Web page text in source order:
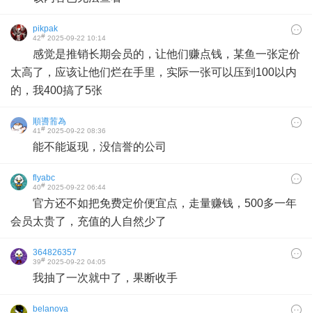
pikpak
42# 2025-09-22 10:14
感觉是推销长期会员的，让他们赚点钱，某鱼一张定价
太高了，应该让他们烂在手里，实际一张可以压到100以内
的，我400搞了5张
順噵荋為
41# 2025-09-22 08:36
能不能返现，没信誉的公司
flyabc
40# 2025-09-22 06:44
官方还不如把免费定价便宜点，走量赚钱，500多一年
会员太贵了，充值的人自然少了
364826357
39# 2025-09-22 04:05
我抽了一次就中了，果断收手
belanova